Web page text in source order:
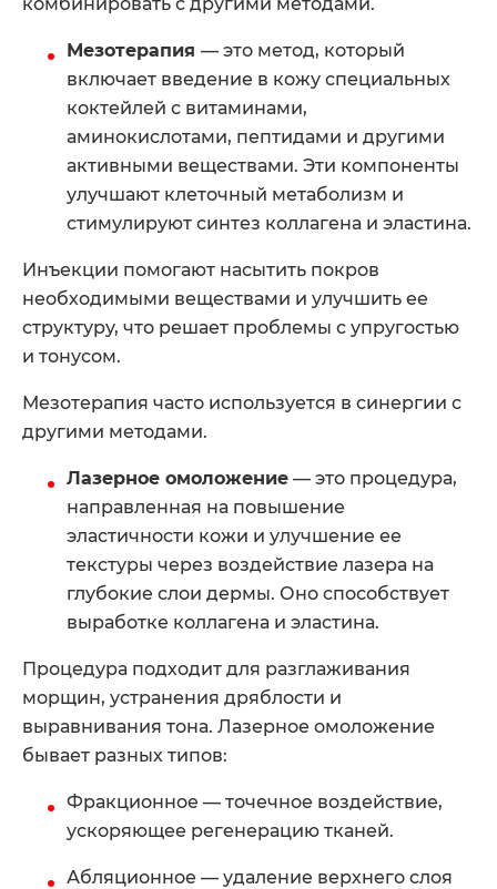
Мезотерапия — это метод, который
включает введение в кожу специальных
коктейлей с витаминами,
аминокислотами, пептидами и другими
активными веществами. Эти компоненты
улучшают клеточный метаболизм и
стимулируют синтез коллагена и эластина.
Инъекции помогают насытить покров
необходимыми веществами и улучшить ее
структуру, что решает проблемы с упругостью
и тонусом.
Мезотерапия часто используется в синергии с
другими методами.
Лазерное омоложение — это процедура,
направленная на повышение
эластичности кожи и улучшение ее
текстуры через воздействие лазера на
глубокие слои дермы. Оно способствует
выработке коллагена и эластина.
Процедура подходит для разглаживания
морщин, устранения дряблости и
выравнивания тона. Лазерное омоложение
бывает разных типов:
Фракционное — точечное воздействие,
ускоряющее регенерацию тканей.
Абляционное — удаление верхнего слоя